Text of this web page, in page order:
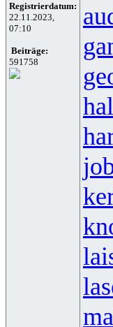
Registrierdatum:
22.11.2023,
07:10
Beiträge:
591758